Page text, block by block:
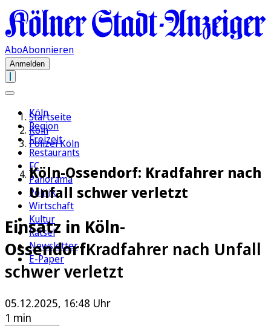
AboAbonnieren
Anmelden
Köln
Region
Freizeit
Restaurants
FC
Panorama
Politik
Wirtschaft
Kultur
Rätsel
Newsletter
E-Paper
Startseite
Köln
Polizei Köln
Köln-Ossendorf: Kradfahrer nach
Unfall schwer verletzt
Einsatz in Köln-
OssendorfKradfahrer nach Unfall
schwer verletzt
05.12.2025, 16:48 Uhr
1 min